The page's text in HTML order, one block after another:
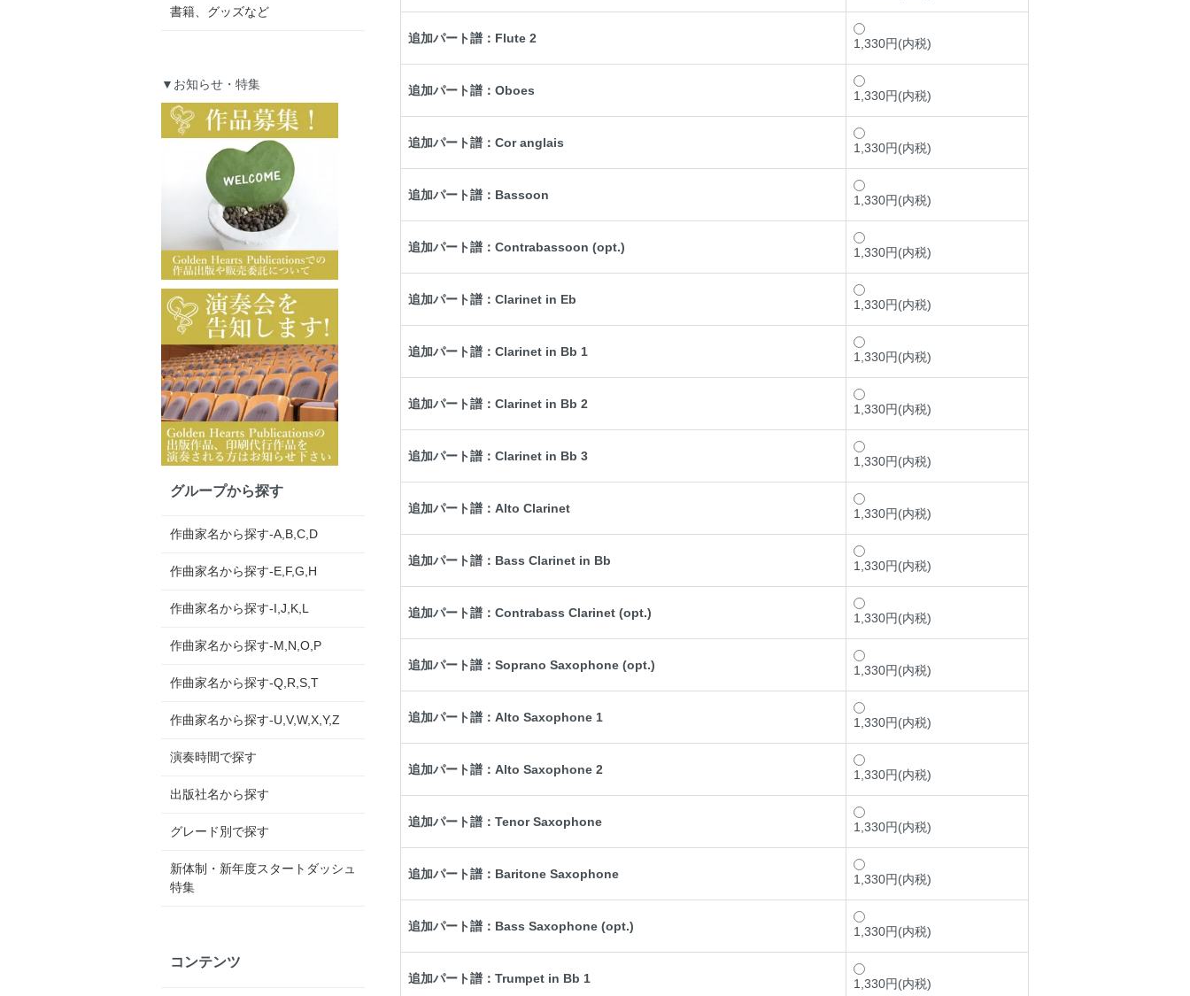
追加パート譜：Flute 2 1,330円(内税)
追加パート譜：Oboes 1,330円(内税)
追加パート譜：Cor anglais 1,330円(内税)
追加パート譜：Bassoon 1,330円(内税)
追加パート譜：Contrabassoon (opt.) 1,330円(内税)
追加パート譜：Clarinet in Eb 1,330円(内税)
追加パート譜：Clarinet in Bb 1 1,330円(内税)
追加パート譜：Clarinet in Bb 2 1,330円(内税)
追加パート譜：Clarinet in Bb 3 1,330円(内税)
追加パート譜：Alto Clarinet 1,330円(内税)
追加パート譜：Bass Clarinet in Bb 1,330円(内税)
追加パート譜：Contrabass Clarinet (opt.) 1,330円(内税)
追加パート譜：Soprano Saxophone (opt.) 1,330円(内税)
追加パート譜：Alto Saxophone 1 1,330円(内税)
追加パート譜：Alto Saxophone 2 1,330円(内税)
追加パート譜：Tenor Saxophone 1,330円(内税)
追加パート譜：Baritone Saxophone 1,330円(内税)
追加パート譜：Bass Saxophone (opt.) 1,330円(内税)
追加パート譜：Trumpet in Bb 1 1,330円(内税)
書籍、グッズなど
▼お知らせ・特集
グループから探す
作曲家名から探す-A,B,C,D
作曲家名から探す-E,F,G,H
作曲家名から探す-I,J,K,L
作曲家名から探す-M,N,O,P
作曲家名から探す-Q,R,S,T
作曲家名から探す-U,V,W,X,Y,Z
演奏時間で探す
出版社名から探す
グレード別で探す
新体制・新年度スタートダッシュ
特集
コンテンツ